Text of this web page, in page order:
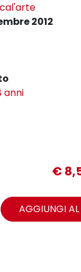
2012
anni
€
AGGIUNGI AL